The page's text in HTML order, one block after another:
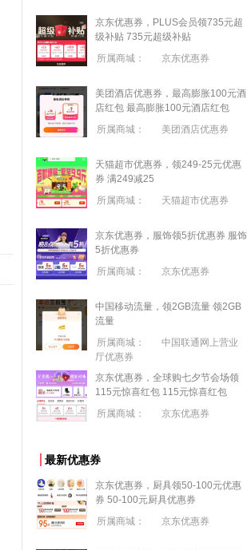
京东优惠券，PLUS会员领735元超
级补贴 735元超级补贴
所属商城：
京东优惠券
美团酒店优惠券，最高膨胀100元酒
店红包 最高膨胀100元酒店红包
所属商城：
美团酒店优惠券
天猫超市优惠券，领249-25元优惠
券 满249减25
所属商城：
天猫超市优惠券
京东优惠券，服饰领5折优惠券 服饰
5折优惠券
所属商城：
京东优惠券
中国移动流量，领2GB流量 领2GB
流量
所属商城：
中国联通网上营业
厅优惠券
京东优惠券，全球购七夕节会场领
115元惊喜红包 115元惊喜红包
所属商城：
京东优惠券
最新优惠券
京东优惠券，厨具领50-100元优惠
券 50-100元厨具优惠券
所属商城：
京东优惠券